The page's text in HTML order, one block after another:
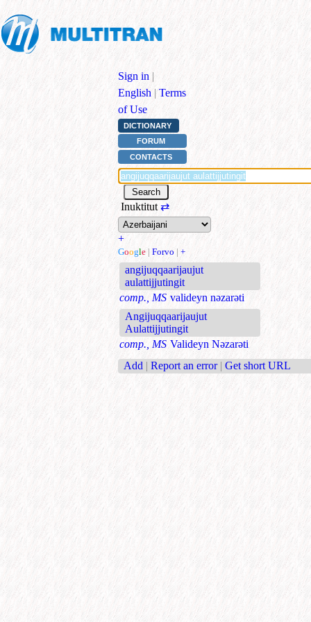
Sign in |
English | Terms
of Use
DICTIONARY
FORUM
CONTACTS
Inuktitut ⇄
+
Google | Forvo | +
angijuqqaarijaujut
aulattijjutingit
comp., MS valideyn nəzarəti
Angijuqqaarijaujut
Aulattijjutingit
comp., MS Valideyn Nəzarəti
Add | Report an error | Get short URL